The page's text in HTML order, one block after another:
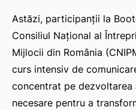
Astăzi, participanții la
Consiliul Național al
Mijlocii din România
curs intensiv de
concentrat pe
necesare pentru a